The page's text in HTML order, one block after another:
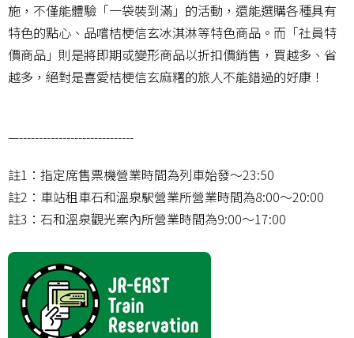
施，不僅能體驗「一袋裝到滿」的活動，還能選購各種具有
特色的點心、品嚐桔梗信玄冰淇淋等特色商品。而「社員特
價商品」則是將即期或變形商品以折扣價銷售，買越多、省
越多，絕對是喜愛桔梗信玄麻糬的旅人不能錯過的好康！
—-----------------------------
註1：指定席售票機營業時間為列車始發～23:50
註2：車站租車石和溫泉駅營業所營業時間為8:00～20:00
註3：石和溫泉觀光案內所營業時間為9:00～17:00